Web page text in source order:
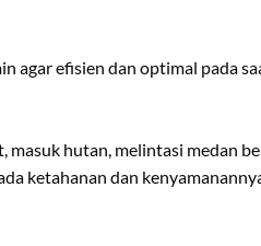
agar efisien dan optimal pada
hutan, melintasi medan
ketahanan dan